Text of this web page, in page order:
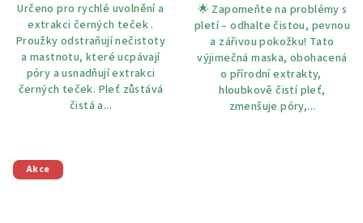
Určeno pro rychlé uvolnění a
extrakci černých teček .
Proužky odstraňují nečistoty
a mastnotu, které ucpávají
póry a usnadňují extrakci
černých teček. Pleť zůstává
čistá a...
🌟 Zapomeňte na problémy s
pletí – odhalte čistou, pevnou
a zářivou pokožku! Tato
výjimečná maska, obohacená
o přírodní extrakty,
hloubkově čistí pleť,
zmenšuje póry,...
Akce